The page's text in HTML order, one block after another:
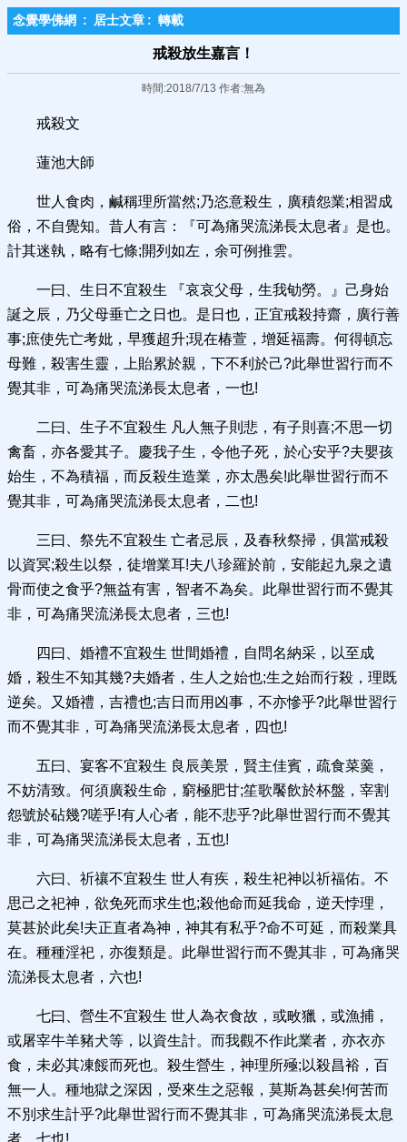
念覺學佛網 : 居士文章 : 轉載
戒殺放生嘉言！
時間:2018/7/13 作者:無為
戒殺文
蓮池大師
世人食肉，鹹稱理所當然;乃恣意殺生，廣積怨業;相習成
俗，不自覺知。昔人有言：『可為痛哭流涕長太息者』是也。
計其迷執，略有七條;開列如左，余可例推雲。
一曰、生日不宜殺生 『哀哀父母，生我劬勞。』己身始
誕之辰，乃父母垂亡之日也。是日也，正宜戒殺持齋，廣行善
事;庶使先亡考妣，早獲超升;現在椿萱，增延福壽。何得頓忘
母難，殺害生靈，上貽累於親，下不利於己?此舉世習行而不
覺其非，可為痛哭流涕長太息者，一也!
二曰、生子不宜殺生 凡人無子則悲，有子則喜;不思一切
禽畜，亦各愛其子。慶我子生，令他子死，於心安乎?夫嬰孩
始生，不為積福，而反殺生造業，亦太愚矣!此舉世習行而不
覺其非，可為痛哭流涕長太息者，二也!
三曰、祭先不宜殺生 亡者忌辰，及春秋祭掃，俱當戒殺
以資冥;殺生以祭，徒增業耳!夫八珍羅於前，安能起九泉之遺
骨而使之食乎?無益有害，智者不為矣。此舉世習行而不覺其
非，可為痛哭流涕長太息者，三也!
四曰、婚禮不宜殺生 世間婚禮，自問名納采，以至成
婚，殺生不知其幾?夫婚者，生人之始也;生之始而行殺，理既
逆矣。又婚禮，吉禮也;吉日而用凶事，不亦慘乎?此舉世習行
而不覺其非，可為痛哭流涕長太息者，四也!
五曰、宴客不宜殺生 良辰美景，賢主佳賓，疏食菜羹，
不妨清致。何須廣殺生命，窮極肥甘;笙歌饜飲於杯盤，宰割
怨號於砧幾?嗟乎!有人心者，能不悲乎?此舉世習行而不覺其
非，可為痛哭流涕長太息者，五也!
六曰、祈禳不宜殺生 世人有疾，殺生祀神以祈福佑。不
思己之祀神，欲免死而求生也;殺他命而延我命，逆天悖理，
莫甚於此矣!夫正直者為神，神其有私乎?命不可延，而殺業具
在。種種淫祀，亦復類是。此舉世習行而不覺其非，可為痛哭
流涕長太息者，六也!
七曰、營生不宜殺生 世人為衣食故，或畋獵，或漁捕，
或屠宰牛羊豬犬等，以資生計。而我觀不作此業者，亦衣亦
食，未必其凍餒而死也。殺生營生，神理所殛;以殺昌裕，百
無一人。種地獄之深因，受來生之惡報，莫斯為甚矣!何苦而
不別求生計乎?此舉世習行而不覺其非，可為痛哭流涕長太息